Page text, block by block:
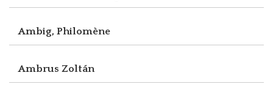
Ambig, Philomène
Ambrus Zoltán